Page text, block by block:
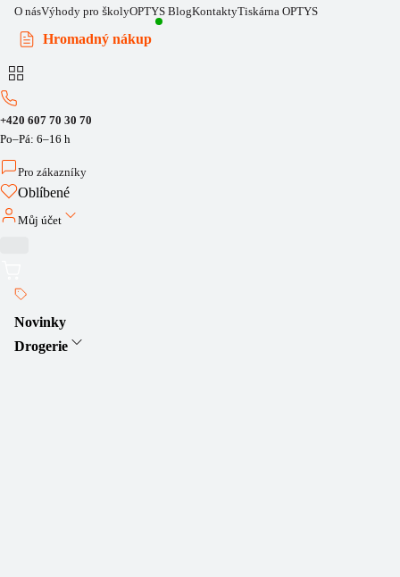
O násVýhody pro školyOPTYS BlogKontaktyTiskárna OPTYS
Hromadný nákup
+420 607 70 30 70
Po–Pá: 6–16 h
Pro zákazníky
Oblíbené
Můj účet
Novinky
Drogerie